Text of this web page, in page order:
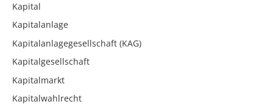
Kapital
Kapitalanlage
Kapitalanlagegesellschaft (KAG)
Kapitalgesellschaft
Kapitalmarkt
Kapitalwahlrecht